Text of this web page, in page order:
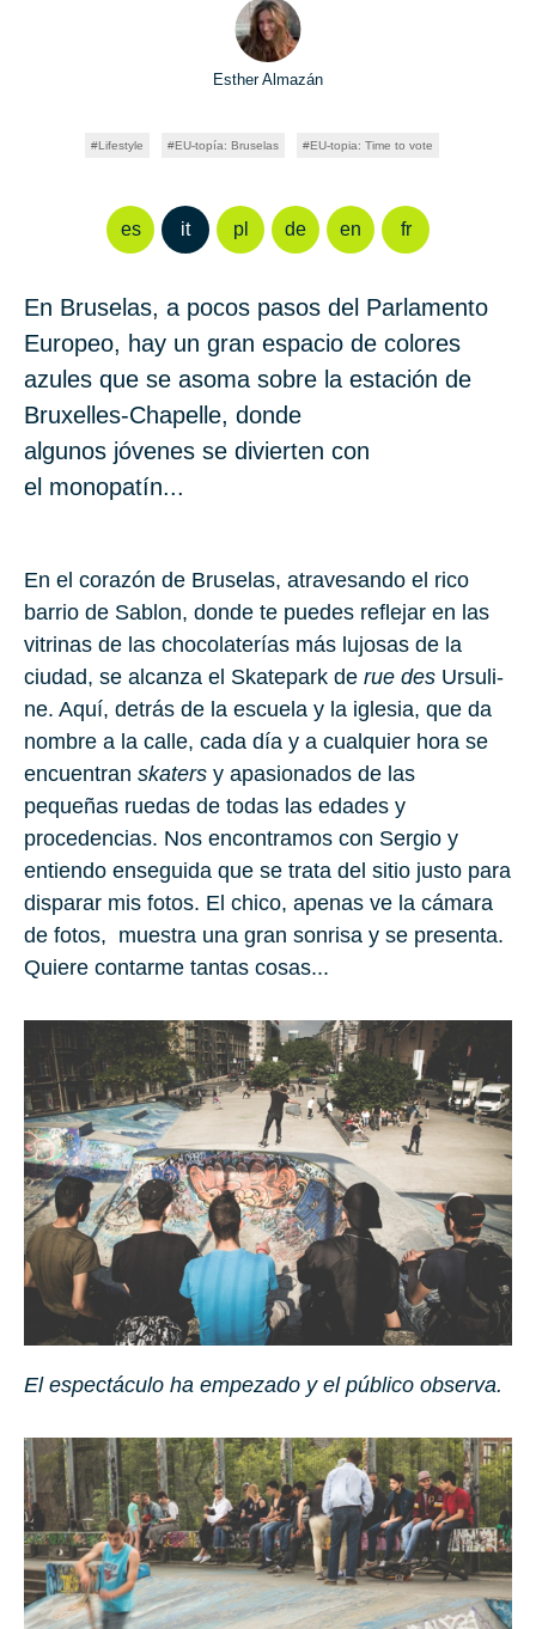
Esther Almazán
Lifestyle EU-topía: Bruselas EU-topia: Time to vote
es it pl de en fr
En Bru­selas, a pocos pasos del Par­la­men­to
Eu­ro­peo, hay un gran espacio de colores
azules que se asoma sobre la estación de
Bru­xel­les-Cha­pel­le, donde
algunos jóvenes se divierten con
el monopatín...
En el corazón de Bru­selas, at­ravesando el rico
barrio de Sa­blon, donde te puedes reflejar en las
vitrinas de las chocolaterías más lujosas de la
ciudad, se alcanza el Ska­te­park de rue des Ur­su­li­
ne. Aquí, detrás de la escuela y la iglesia, que da
nombre a la calle, cada día y a cualquier hora se
encuentran ska­ters y apasionados de las
pequeñas ruedas de todas las edades y
procedencias. Nos encontramos con Ser­gio y
entiendo enseguida que se trata del sitio justo para
disparar mis fotos. El chico, apenas ve la cámara
de fotos, muestra una gran sonrisa y se presenta.
Quiere contarme tantas cosas...
El espectáculo ha empezado y el público observa.